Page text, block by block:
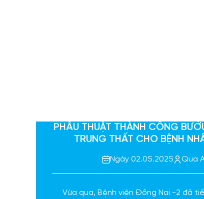
PHẪU THUẬT THÀNH CÔNG
TRUNG THẤT CHO BỆNH
Ngày 02.05.2025 Qua
Vừa qua, Bệnh viện Đồng Nai -2 đã